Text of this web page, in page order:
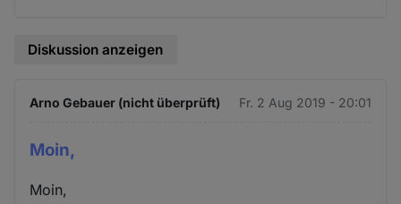
Diskussion anzeigen
Arno Gebauer (nicht überprüft) Fr. 2 Aug 2019 - 20:01
Moin,
Moin,